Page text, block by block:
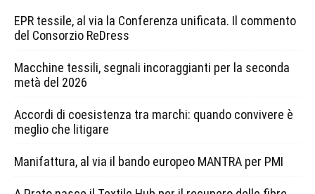
EPR tessile, al via la Conferenza unificata. Il commento
del Consorzio ReDress
Macchine tessili, segnali incoraggianti per la seconda
metà del 2026
Accordi di coesistenza tra marchi: quando convivere è
meglio che litigare
Manifattura, al via il bando europeo MANTRA per PMI